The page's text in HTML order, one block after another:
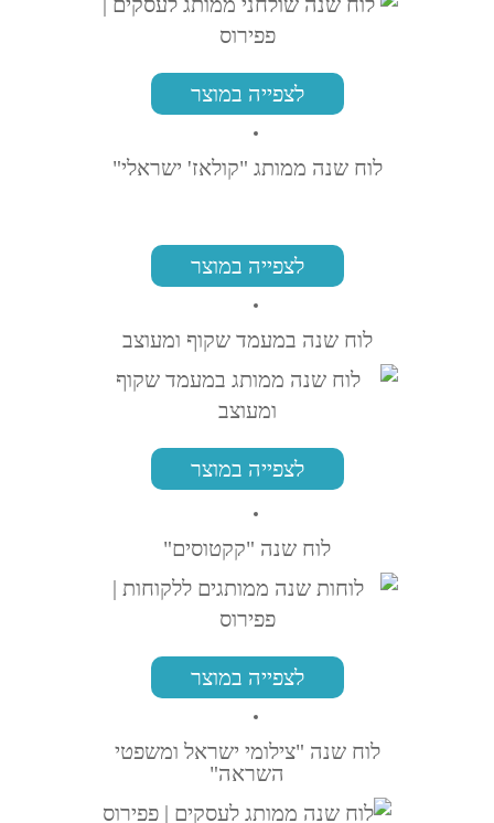
לצפייה במוצר
לוח שנה ממותג "קולאז' ישראלי"
לצפייה במוצר
לוח שנה במעמד שקוף ומעוצב
לצפייה במוצר
לוח שנה "קקטוסים"
לצפייה במוצר
לוח שנה "צילומי ישראל ומשפטי
השראה"